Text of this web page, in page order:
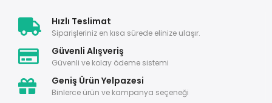
Hızlı Teslimat
Siparişleriniz en kısa sürede elinize ulaşır.
Güvenli Alışveriş
Güvenli ve kolay ödeme sistemi
Geniş Ürün Yelpazesi
Binlerce ürün ve kampanya seçeneği